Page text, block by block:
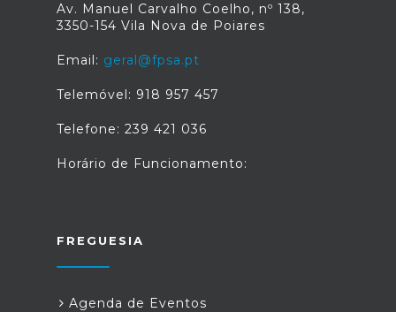
Av. Manuel Carvalho Coelho, nº 138,
3350-154 Vila Nova de Poiares
Email: geral@fpsa.pt
Telemóvel: 918 957 457
Telefone: 239 421 036
Horário de Funcionamento:
FREGUESIA
Agenda de Eventos